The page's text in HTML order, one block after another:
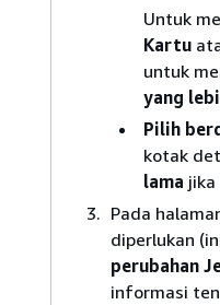
Untuk
Kartu
untuk
yang
Pilih
kotak
lama jika
Pada
diperlukan
perubahan
informasi